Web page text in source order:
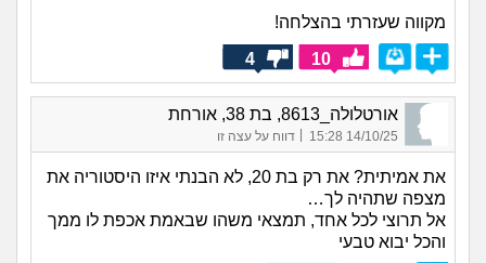
מקווה שעזרתי בהצלחה!
10
4
אורטלולה_8613, בת 38, אורחת
14/10/25 15:28
| דווח על עצה זו
את אמיתית? את רק בת 20, לא הבנתי איזו היסטוריה את
מצפה שתהיה לך…
אל תרוצי לכל אחד, תמצאי משהו שבאמת אכפת לו ממך
והכל יבוא טבעי